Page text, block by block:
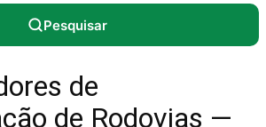
Pesquisar
de
de Rodovias —